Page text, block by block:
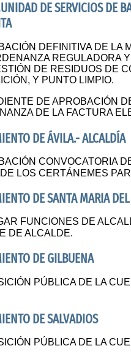
DE SERVICIOS DE
DEFINITIVA DE LA
REGULADORA
DE RESIDUOS DE
Y PUNTO LIMPIO.
DE APROBACIÓN
DE LA FACTURA
DE ÁVILA.- ALCALDÍA
CONVOCATORIA
LOS CERTÁNEMES
DE SANTA MARIA
FUNCIONES DE
DE ALCALDE.
DE GILBUENA
PÚBLICA DE LA
DE SALVADIOS
PÚBLICA DE LA